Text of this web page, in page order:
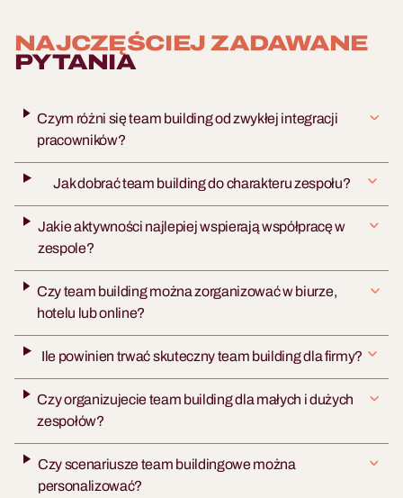
NAJCZĘŚCIEJ ZADAWANE
PYTANIA
Czym różni się team building od zwykłej integracji
pracowników?
Jak dobrać team building do charakteru zespołu?
Jakie aktywności najlepiej wspierają współpracę w
zespole?
Czy team building można zorganizować w biurze,
hotelu lub online?
Ile powinien trwać skuteczny team building dla firmy?
Czy organizujecie team building dla małych i dużych
zespołów?
Czy scenariusze team buildingowe można
personalizować?